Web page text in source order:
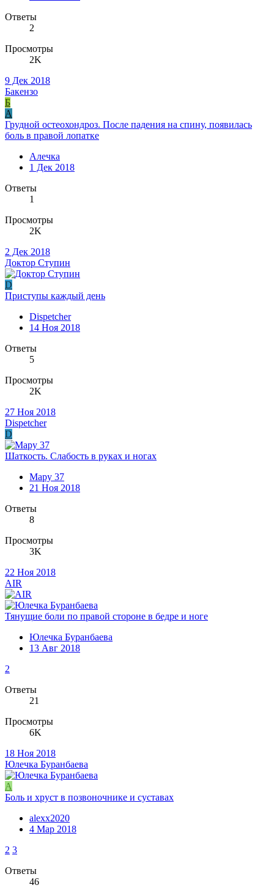
Ответы
2
Просмотры
2K
9 Дек 2018
Бакензо
Б
А
Грудной остеохондроз. После падения на спину, появилась
боль в правой лопатке
Алечка
1 Дек 2018
Ответы
1
Просмотры
2K
2 Дек 2018
Доктор Ступин
D
Приступы каждый день
Dispetcher
14 Ноя 2018
Ответы
5
Просмотры
2K
27 Ноя 2018
Dispetcher
D
Шаткость. Слабость в руках и ногах
Мару 37
21 Ноя 2018
Ответы
8
Просмотры
3K
22 Ноя 2018
AIR
Тянущие боли по правой стороне в бедре и ноге
Юлечка Буранбаева
13 Авг 2018
2
Ответы
21
Просмотры
6K
18 Ноя 2018
Юлечка Буранбаева
A
Боль и хруст в позвоночнике и суставах
alexx2020
4 Мар 2018
2 3
Ответы
46